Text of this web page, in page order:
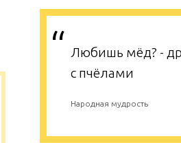
Любишь мёд? -
с пчёлами
Народная мудрость